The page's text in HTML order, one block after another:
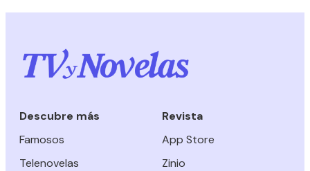
Descubre más
Famosos
Telenovelas
Revista
App Store
Zinio